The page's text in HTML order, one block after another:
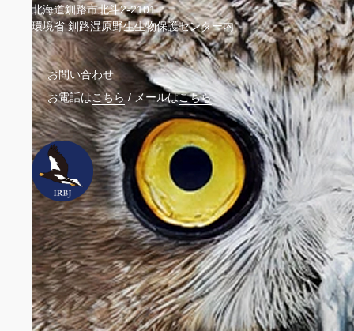
北海道釧路市北斗2-2101
環境省 釧路湿原野生生物保護センター内
お問い合わせ
お電話はこちら / メールはこちら
ウ